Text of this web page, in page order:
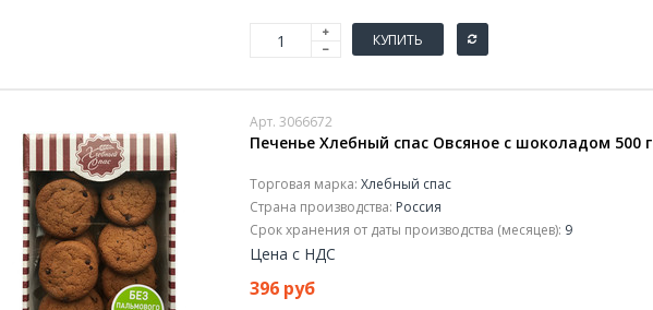
КУПИТЬ
Арт. 3066672
Печенье Хлебный спас Овсяное с шоколадом 500 г
Торговая марка: Хлебный спас
Страна производства: Россия
Срок хранения от даты производства (месяцев): 9
Цена с НДС
396 руб